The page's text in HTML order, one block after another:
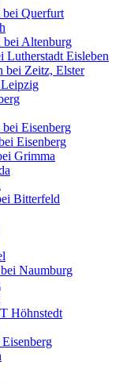
bei Querfurt
bei Altenburg
Lutherstadt Eisleben
bei Zeitz, Elster
Eisenberg
Eisenberg
Grimma
Bitterfeld
Naumburg
Höhnstedt